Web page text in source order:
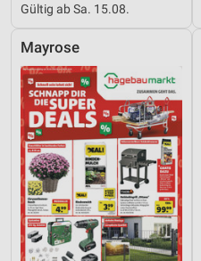
Gültig ab Sa. 15.08.
Mayrose